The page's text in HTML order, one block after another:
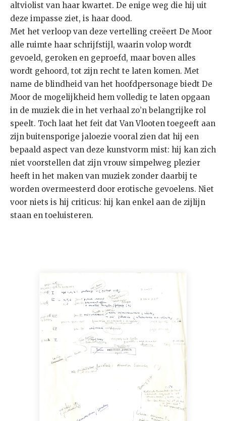
altviolist van haar kwartet. De enige weg die hij uit
deze impasse ziet, is haar dood.
Met het verloop van deze vertelling creëert De Moor
alle ruimte haar schrijfstijl, waarin volop wordt
gevoeld, geroken en geproefd, maar boven alles
wordt gehoord, tot zijn recht te laten komen. Met
name de blindheid van het hoofdpersonage biedt De
Moor de mogelijkheid hem volledig te laten opgaan
in de muziek die in het verhaal zo’n belangrijke rol
speelt. Toch laat het feit dat Van Vlooten toegeeft aan
zijn buitensporige jaloezie vooral zien dat hij een
bepaald aspect van deze kunstvorm mist: hij kan zich
niet voorstellen dat zijn vrouw simpelweg plezier
heeft in het maken van muziek zonder daarbij te
worden overmeesterd door erotische gevoelens. Niet
voor niets is hij criticus: hij kan enkel aan de zijlijn
staan en toeluisteren.